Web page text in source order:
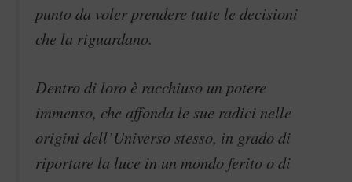
punto da voler prendere tutte le decisioni
che la riguardano.
Dentro di loro è racchiuso un potere
immenso, che affonda le sue radici nelle
origini dell’Universo stesso, in grado di
riportare la luce in un mondo ferito o di